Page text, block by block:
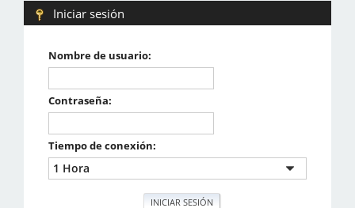
Iniciar sesión
Nombre de usuario:
Contraseña:
Tiempo de conexión: